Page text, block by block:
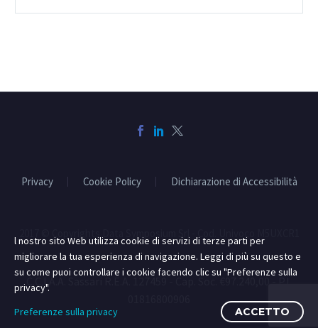
Privacy Cookie Policy Dichiarazione di Accessibilità
C.C.I.A.A. Sassari R.E.A. 127459 - Cap. Soc. €97.240,00 - P.I.
l nostro sito Web utilizza cookie di servizi di terze parti per
migliorare la tua esperienza di navigazione. Leggi di più su questo e
su come puoi controllare i cookie facendo clic su "Preferenze sulla
privacy".
Preferenze sulla privacy
ACCETTO